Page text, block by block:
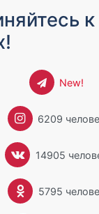
New!
6209
14905
5795